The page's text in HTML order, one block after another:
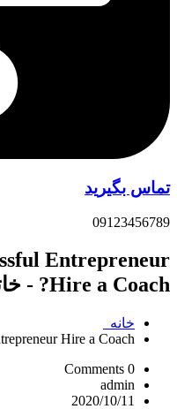
تماس بگیرید
09123456789
Entrepreneur
Hire a Coach? - خاتون گستر
خانه
Hire a Coach?
0 Comments
admin
2020/10/11